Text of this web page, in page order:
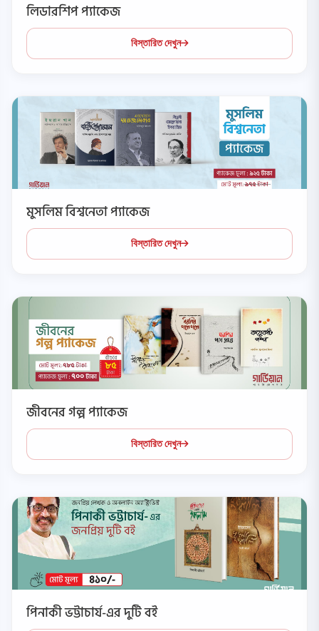
লিডারশিপ প্যাকেজ
বিস্তারিত দেখুন
মুসলিম বিশ্বনেতা প্যাকেজ
বিস্তারিত দেখুন
জীবনের গল্প প্যাকেজ
বিস্তারিত দেখুন
পিনাকী ভট্টাচার্য-এর দুটি বই